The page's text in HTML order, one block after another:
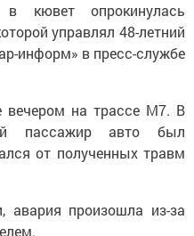
кювет опрокинулась
управлял 48-летний
информ» в пресс-службе
вечером на трассе М7. В
пассажир авто был
от полученных травм
авария произошла из-за